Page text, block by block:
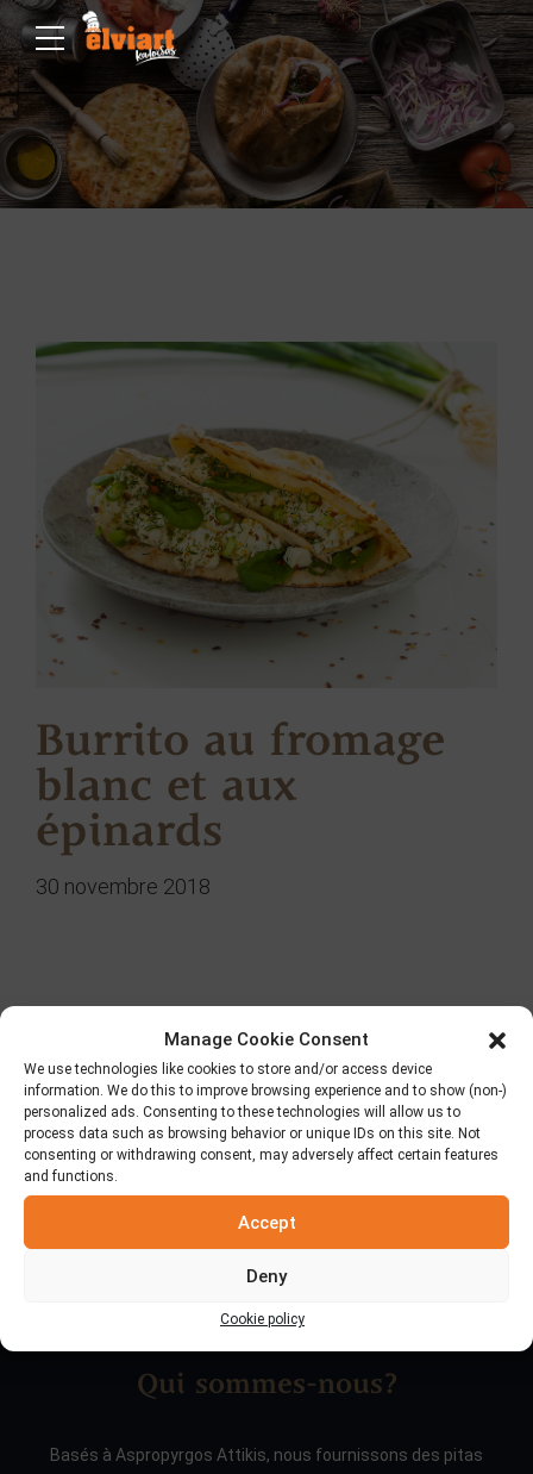
Manage Cookie Consent
We use technologies like cookies to store and/or access device
information. We do this to improve browsing experience and to show (non-)
personalized ads. Consenting to these technologies will allow us to
process data such as browsing behavior or unique IDs on this site. Not
consenting or withdrawing consent, may adversely affect certain features
and functions.
Accept
Deny
Cookie policy
Burrito au fromage
blanc et aux
épinards
30 novembre 2018
Qui sommes-nous?
Basés à Aspropyrgos Attikis, nous fournissons des pitas